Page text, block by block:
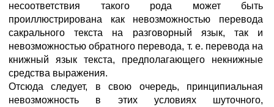
несоответствия такого рода может быть
проиллюстрирована как невозможностью перевода
сакрального текста на разговорный язык, так и
невозможностью обратного перевода, т. е. перевода на
книжный язык текста, предполагающего некнижные
средства выражения.
Отсюда следует, в свою очередь, принципиальная
невозможность в этих условиях шуточного,